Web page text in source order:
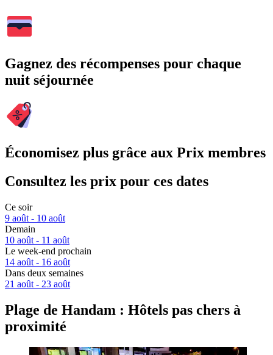
Gagnez des récompenses pour chaque
nuit séjournée
Économisez plus grâce aux Prix membres
Consultez les prix pour ces dates
Ce soir
9 août - 10 août
Demain
10 août - 11 août
Le week-end prochain
14 août - 16 août
Dans deux semaines
21 août - 23 août
Plage de Handam : Hôtels pas chers à
proximité